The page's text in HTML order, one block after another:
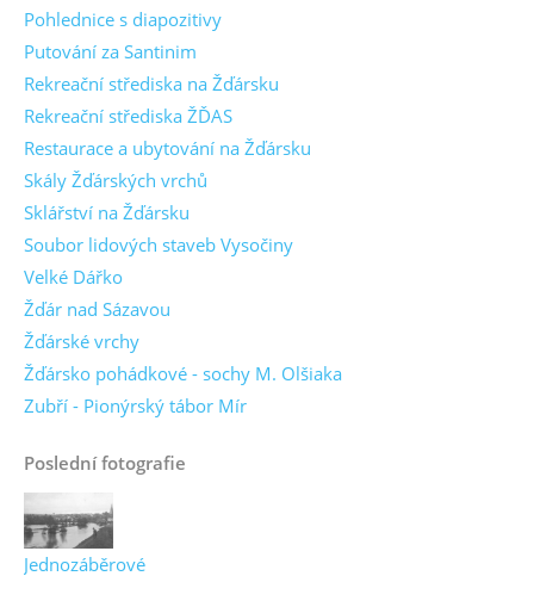
Pohlednice s diapozitivy
Putování za Santinim
Rekreační střediska na Žďársku
Rekreační střediska ŽĎAS
Restaurace a ubytování na Žďársku
Skály Žďárských vrchů
Sklářství na Žďársku
Soubor lidových staveb Vysočiny
Velké Dářko
Žďár nad Sázavou
Žďárské vrchy
Žďársko pohádkové - sochy M. Olšiaka
Zubří - Pionýrský tábor Mír
Poslední fotografie
Jednozáběrové